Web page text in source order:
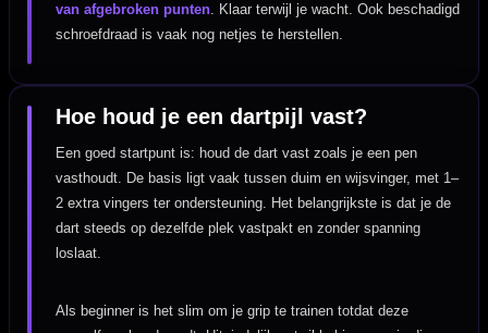
van afgebroken punten. Klaar terwijl je wacht. Ook beschadigd
schroefdraad is vaak nog netjes te herstellen.
Hoe houd je een dartpijl vast?
Een goed startpunt is: houd de dart vast zoals je een pen
vasthoudt. De basis ligt vaak tussen duim en wijsvinger, met 1–
2 extra vingers ter ondersteuning. Het belangrijkste is dat je de
dart steeds op dezelfde plek vastpakt en zonder spanning
loslaat.
Als beginner is het slim om je grip te trainen totdat deze